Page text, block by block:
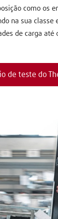
como os
na sua classe
de carga até
de teste do